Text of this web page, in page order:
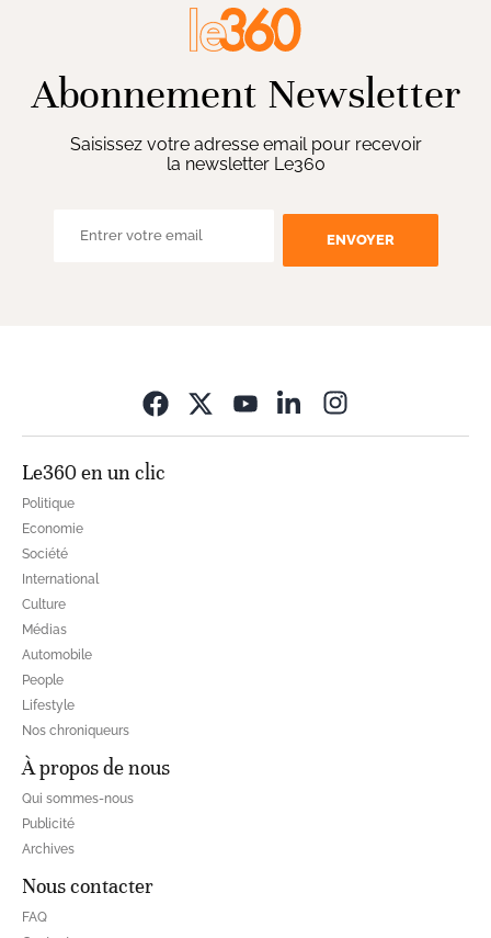
Abonnement Newsletter
Saisissez votre adresse email pour recevoir
la newsletter Le360
ENVOYER
Le360 en un clic
Politique
Economie
Société
International
Culture
Médias
Automobile
People
Lifestyle
Nos chroniqueurs
À propos de nous
Qui sommes-nous
Publicité
Archives
Nous contacter
FAQ